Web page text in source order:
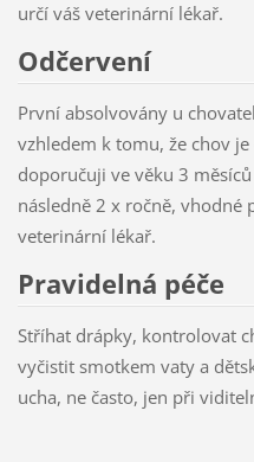
určí váš veterinární lékař.
Odčervení
První absolvovány u
vzhledem k tomu, že chov
doporučuji ve věku 3
následně 2 x ročně,
veterinární lékař.
Pravidelná péče
Stříhat drápky, kontrolovat
vyčistit smotkem vaty a
ucha, ne často, jen při